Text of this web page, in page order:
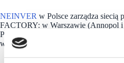
NEINVER w Polsce zarządza siecią
FACTORY: w Warszawie (Annopol
Poznaniu i Gliwicach oraz parkiem
w Krakowie.